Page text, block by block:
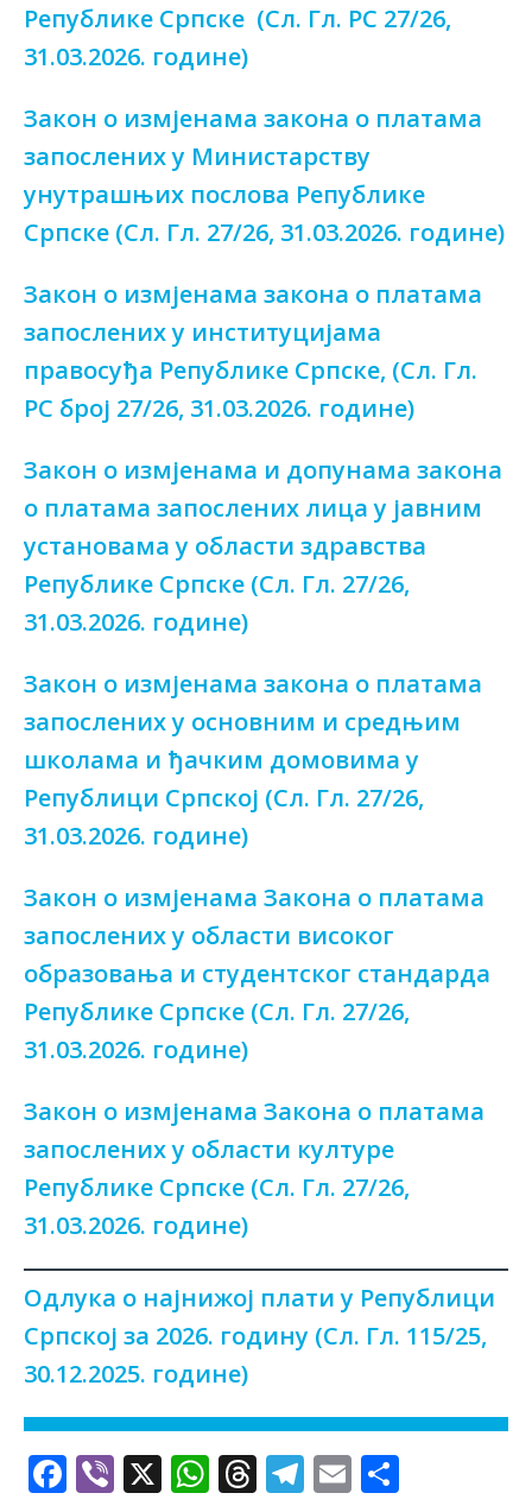
Републике Српске (Сл. Гл. РС 27/26,
31.03.2026. године)
Закон о измјенама закона о платама
запослених у Министарству
унутрашњих послова Републике
Српске (Сл. Гл. 27/26, 31.03.2026. године)
Закон о измјенама закона о платама
запослених у институцијама
правосуђа Републике Српске, (Сл. Гл.
РС број 27/26, 31.03.2026. године)
Закон о измјенама и допунама закона
о платама запослених лица у јавним
установама у области здравства
Републике Српске (Сл. Гл. 27/26,
31.03.2026. године)
Закон о измјенама закона о платама
запослених у основним и средњим
школама и ђачким домовима у
Републици Српској (Сл. Гл. 27/26,
31.03.2026. године)
Закон о измјенама Закона о платама
запослених у области високог
образовања и студентског стандарда
Републике Српске (Сл. Гл. 27/26,
31.03.2026. године)
Закон о измјенама Закона о платама
запослених у области културе
Републике Српске (Сл. Гл. 27/26,
31.03.2026. године)
Одлука о најнижој плати у Републици
Српској за 2026. годину (Сл. Гл. 115/25,
30.12.2025. године)
F Vi X W T T E